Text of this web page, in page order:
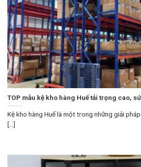
TOP mẫu kệ kho hàng Huế tải trọng cao,
Kệ kho hàng Huế là một trong những giải
[...]